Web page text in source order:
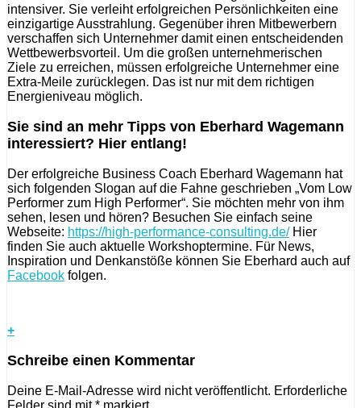
intensiver. Sie verleiht erfolgreichen Persönlichkeiten eine
einzigartige Ausstrahlung. Gegenüber ihren Mitbewerbern
verschaffen sich Unternehmer damit einen entscheidenden
Wettbewerbsvorteil. Um die großen unternehmerischen
Ziele zu erreichen, müssen erfolgreiche Unternehmer eine
Extra-Meile zurücklegen. Das ist nur mit dem richtigen
Energieniveau möglich.
Sie sind an mehr Tipps von Eberhard Wagemann
interessiert? Hier entlang!
Der erfolgreiche Business Coach Eberhard Wagemann hat
sich folgenden Slogan auf die Fahne geschrieben „Vom Low
Performer zum High Performer“. Sie möchten mehr von ihm
sehen, lesen und hören? Besuchen Sie einfach seine
Webseite: https://high-performance-consulting.de/Hier
finden Sie auch aktuelle Workshoptermine. Für News,
Inspiration und Denkanstöße können Sie Eberhard auch auf
Facebook folgen.
+
Schreibe einen Kommentar
Deine E-Mail-Adresse wird nicht veröffentlicht. Erforderliche
Felder sind mit* markiert